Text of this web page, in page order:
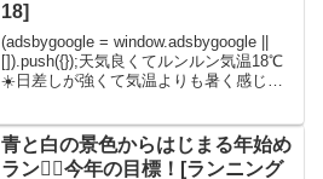
18]
(adsbygoogle = window.adsbygoogle ||
[]).push({});天気良くてルンルン気温18℃
☀️日差しが強くて気温よりも暑く感じま
も...
青と白の景色からはじまる年始め
ラン🏃‍♀️今年の目標！[ランニング